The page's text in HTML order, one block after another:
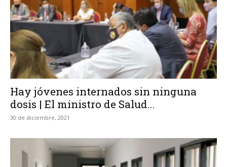
Hay jóvenes internados sin ninguna
dosis | El ministro de Salud...
30 de diciembre, 2021